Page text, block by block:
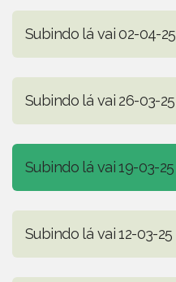
Subindo lá vai 02-04-25
Subindo lá vai 26-03-25
Subindo lá vai 19-03-25
Subindo lá vai 12-03-25